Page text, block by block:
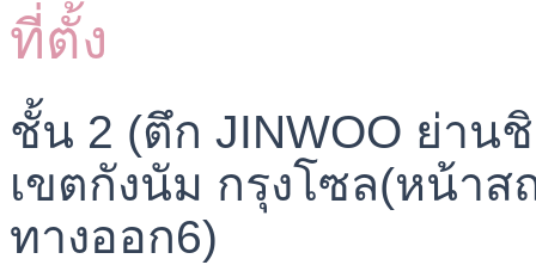
ที่ตั้ง
ชั้น 2 (ตึก JINWOO ย่าน
เขตกังนัม กรุงโซล(หน้า
ทางออก6)